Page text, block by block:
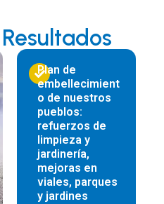
Plan de
embellecimient
o de nuestros
pueblos:
refuerzos de
limpieza y
jardinería,
mejoras en
viales, parques
y jardines